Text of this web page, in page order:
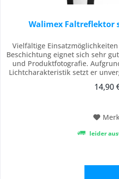
Walimex Faltreflektor
Vielfältige
Beschichtung eignet sich sehr
und Produktfotografie.
Lichtcharakteristik setzt er
in der Porträt- und
14,90
leider